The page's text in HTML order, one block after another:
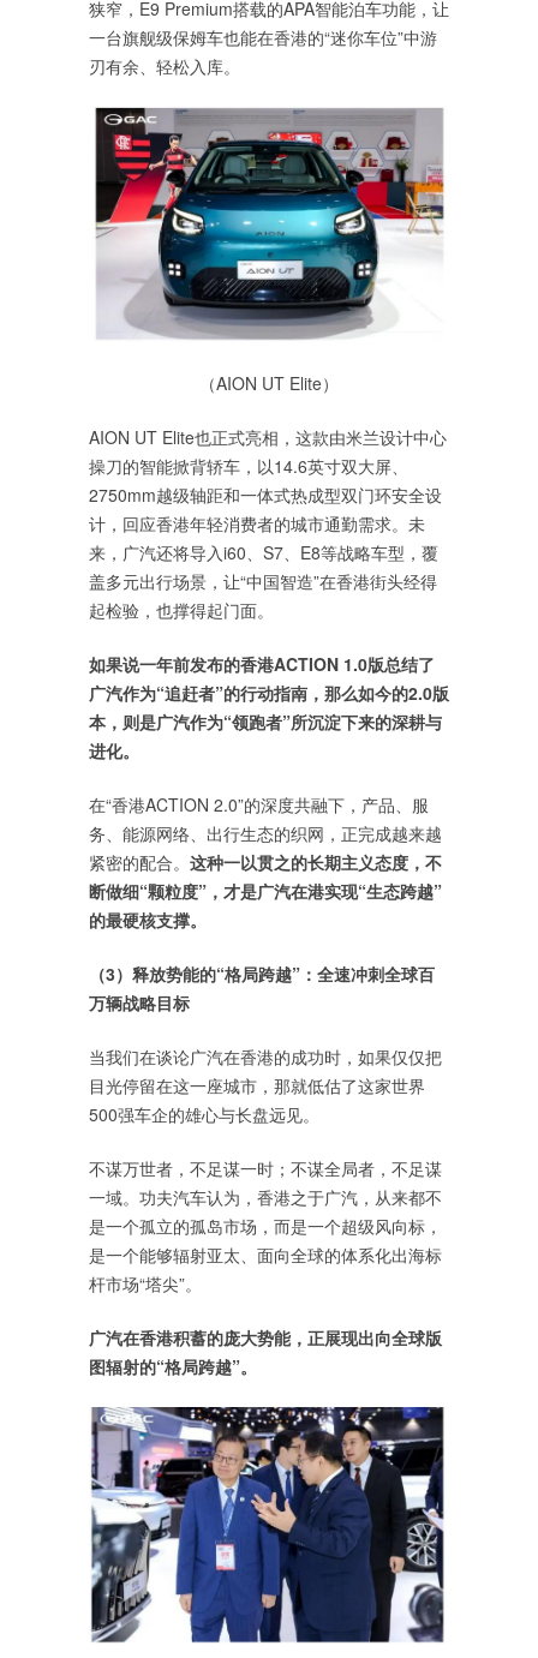
狭窄，E9 Premium搭载的APA智能泊车功能，让
一台旗舰级保姆车也能在香港的“迷你车位”中游
刃有余、轻松入库。
（AION UT Elite）
AION UT Elite也正式亮相，这款由米兰设计中心
操刀的智能掀背轿车，以14.6英寸双大屏、
2750mm越级轴距和一体式热成型双门环安全设
计，回应香港年轻消费者的城市通勤需求。未
来，广汽还将导入i60、S7、E8等战略车型，覆
盖多元出行场景，让“中国智造”在香港街头经得
起检验，也撑得起门面。
如果说一年前发布的香港ACTION 1.0版总结了
广汽作为“追赶者”的行动指南，那么如今的2.0版
本，则是广汽作为“领跑者”所沉淀下来的深耕与
进化。
在“香港ACTION 2.0”的深度共融下，产品、服
务、能源网络、出行生态的织网，正完成越来越
紧密的配合。 这种一以贯之的长期主义态度，不
断做细“颗粒度”，才是广汽在港实现“生态跨越”
的最硬核支撑。
（3）释放势能的“格局跨越”：全速冲刺全球百
万辆战略目标
当我们在谈论广汽在香港的成功时，如果仅仅把
目光停留在这一座城市，那就低估了这家世界
500强车企的雄心与长盘远见。
不谋万世者，不足谋一时；不谋全局者，不足谋
一域。功夫汽车认为，香港之于广汽，从来都不
是一个孤立的孤岛市场，而是一个超级风向标，
是一个能够辐射亚太、面向全球的体系化出海标
杆市场“塔尖”。
广汽在香港积蓄的庞大势能，正展现出向全球版
图辐射的“格局跨越”。